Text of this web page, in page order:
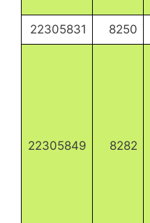
8250
22305831
8282
22305849